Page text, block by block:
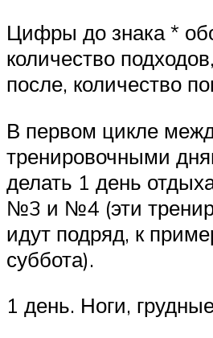
Цифры до знака *
количество
после, количество
В первом цикле
тренировочными
делать 1 день
№3 и №4 (эти
идут подряд, к
суббота).
1 день. Ноги,